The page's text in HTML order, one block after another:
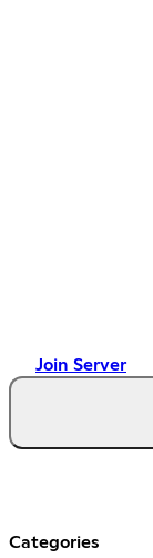
Join Server
Categories